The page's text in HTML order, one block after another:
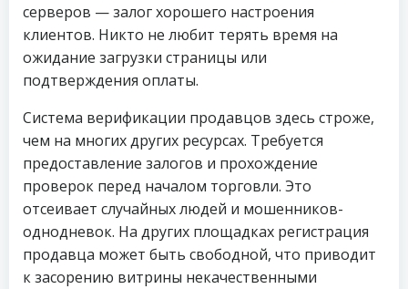
серверов — залог хорошего настроения
клиентов. Никто не любит терять время на
ожидание загрузки страницы или
подтверждения оплаты.
Система верификации продавцов здесь строже,
чем на многих других ресурсах. Требуется
предоставление залогов и прохождение
проверок перед началом торговли. Это
отсеивает случайных людей и мошенников-
однодневок. На других площадках регистрация
продавца может быть свободной, что приводит
к засорению витрины некачественными